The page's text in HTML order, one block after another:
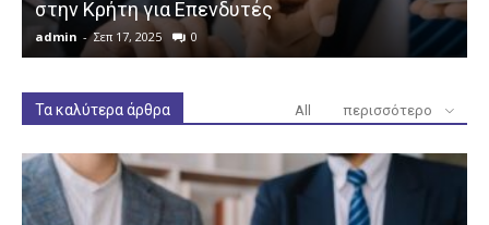
στην Κρήτη για Επενδυτές
admin - Σεπ 17, 2025 0
Τα καλύτερα άρθρα All περισσότερο